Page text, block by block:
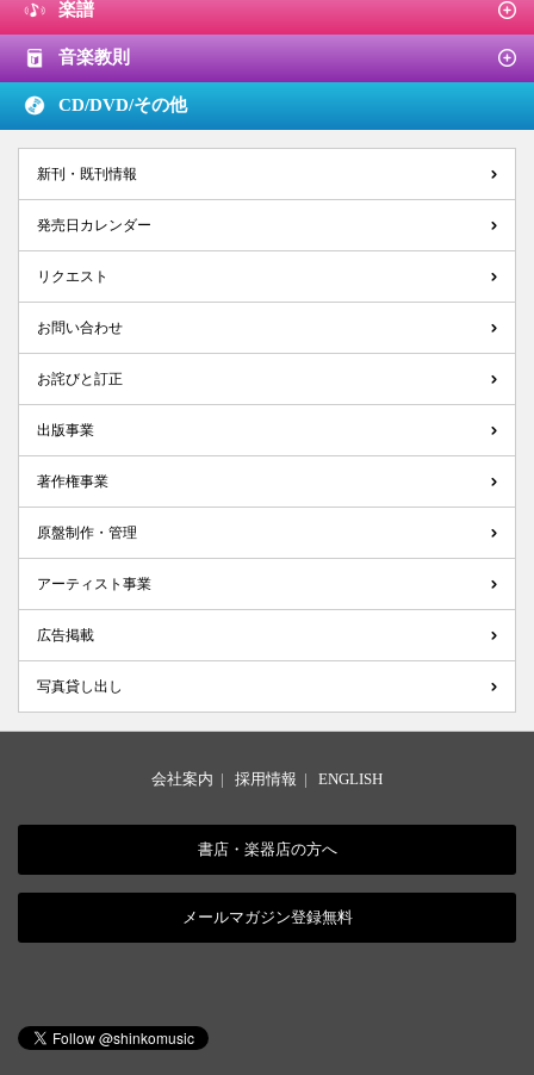
楽譜
音楽教則
CD/DVD/その他
新刊・既刊情報
発売日カレンダー
リクエスト
お問い合わせ
お詫びと訂正
出版事業
著作権事業
原盤制作・管理
アーティスト事業
広告掲載
写真貸し出し
会社案内 | 採用情報 | ENGLISH
書店・楽器店の方へ
メールマガジン登録無料